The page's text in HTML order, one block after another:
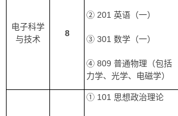
电子科学
与技术
8
② 201 英语（一）
③ 301 数学（一）
④ 809 普通物理（包括
力学、光学、电磁学）
① 101 思想政治理论